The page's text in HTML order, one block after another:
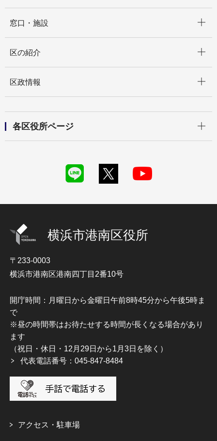
窓口・施設
区の紹介
区政情報
各区役所ページ
横浜市港南区役所
〒233-0003
横浜市港南区港南四丁目2番10号
開庁時間：月曜日から金曜日午前8時45分から午後5時ま
で
※昼の時間帯はお待たせする時間が長くなる場合があり
ます
（祝日・休日・12月29日から1月3日を除く）
代表電話番号：045-847-8484
アクセス・駐車場